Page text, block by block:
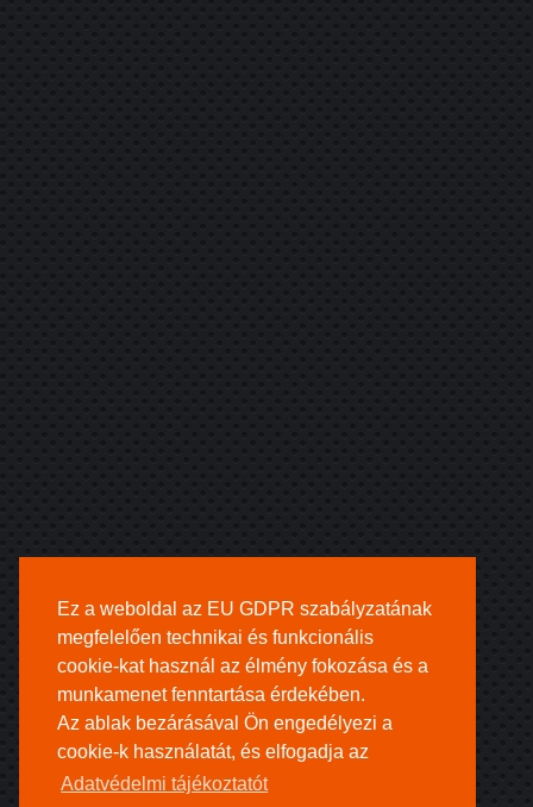
Ez a weboldal az EU GDPR szabályzatának
megfelelően technikai és funkcionális
cookie-kat használ az élmény fokozása és a
munkamenet fenntartása érdekében.
Az ablak bezárásával Ön engedélyezi a
cookie-k használatát, és elfogadja az
Adatvédelmi tájékoztatót